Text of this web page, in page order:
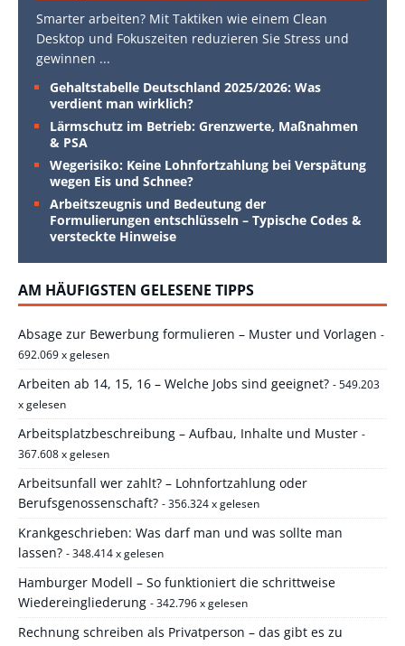
Smarter arbeiten? Mit Taktiken wie einem Clean
Desktop und Fokuszeiten reduzieren Sie Stress und
gewinnen ...
Gehaltstabelle Deutschland 2025/2026: Was
verdient man wirklich?
Lärmschutz im Betrieb: Grenzwerte, Maßnahmen
& PSA
Wegerisiko: Keine Lohnfortzahlung bei Verspätung
wegen Eis und Schnee?
Arbeitszeugnis und Bedeutung der
Formulierungen entschlüsseln – Typische Codes &
versteckte Hinweise
AM HÄUFIGSTEN GELESENE TIPPS
Absage zur Bewerbung formulieren – Muster und Vorlagen -
692.069 x gelesen
Arbeiten ab 14, 15, 16 – Welche Jobs sind geeignet? - 549.203
x gelesen
Arbeitsplatzbeschreibung – Aufbau, Inhalte und Muster -
367.608 x gelesen
Arbeitsunfall wer zahlt? – Lohnfortzahlung oder
Berufsgenossenschaft? - 356.324 x gelesen
Krankgeschrieben: Was darf man und was sollte man
lassen? - 348.414 x gelesen
Hamburger Modell – So funktioniert die schrittweise
Wiedereingliederung - 342.796 x gelesen
Rechnung schreiben als Privatperson – das gibt es zu